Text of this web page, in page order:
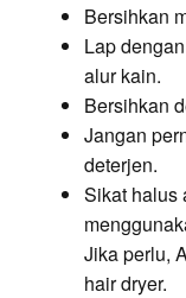
Bersihkan
Lap
alur kain.
Bersihkan
Jangan
deterjen.
Sikat halus
Jika perlu,
hair dryer.